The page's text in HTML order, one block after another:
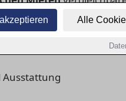
Alle
alle zwei Jahre von der
Ausstattung